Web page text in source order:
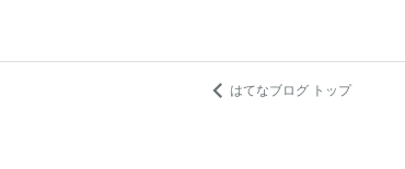
はてなブログ トップ